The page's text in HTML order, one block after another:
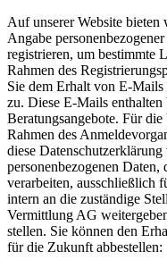
Auf unserer Website
Angabe
registrieren, um bestimmte
Rahmen des
Sie dem Erhalt von E-
zu. Diese E-Mails
Beratungsangebote. Für
Rahmen des
diese
personenbezogenen
verarbeiten, ausschließlich
intern an die zuständige
Vermittlung AG
stellen. Sie können den
für die Zukunft abbestellen: